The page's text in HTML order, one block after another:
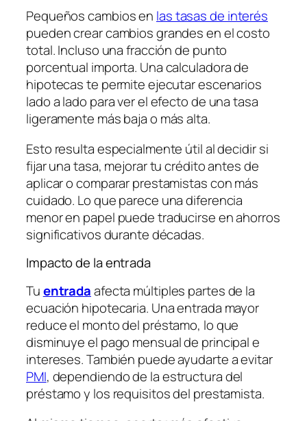
Pequeños cambios en las tasas de interés
pueden crear cambios grandes en el costo
total. Incluso una fracción de punto
porcentual importa. Una calculadora de
hipotecas te permite ejecutar escenarios
lado a lado para ver el efecto de una tasa
ligeramente más baja o más alta.
Esto resulta especialmente útil al decidir si
fijar una tasa, mejorar tu crédito antes de
aplicar o comparar prestamistas con más
cuidado. Lo que parece una diferencia
menor en papel puede traducirse en ahorros
significativos durante décadas.
Impacto de la entrada
Tuentradaafecta múltiples partes de la
ecuación hipotecaria. Una entrada mayor
reduce el monto del préstamo, lo que
disminuye el pago mensual de principal e
intereses. También puede ayudarte a evitar
PMI, dependiendo de la estructura del
préstamo y los requisitos del prestamista.